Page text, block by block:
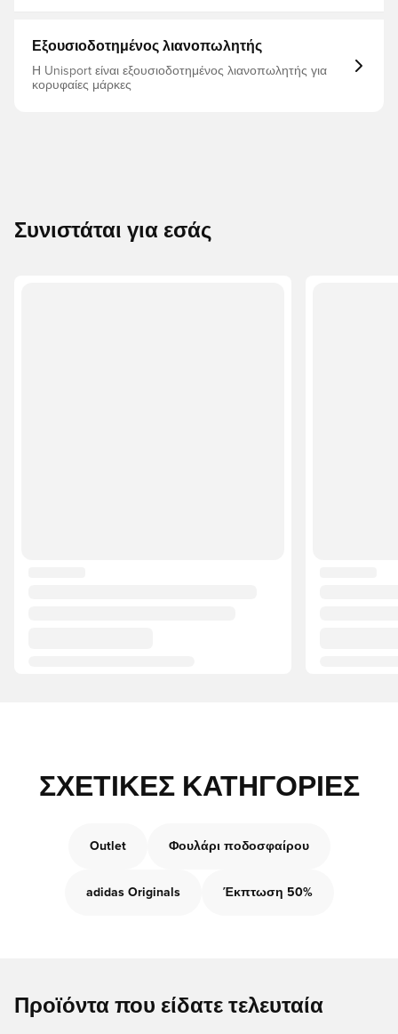
Εξουσιοδοτημένος λιανοπωλητής
Η Unisport είναι εξουσιοδοτημένος λιανοπωλητής για
κορυφαίες μάρκες
Συνιστάται για εσάς
ΣΧΕΤΙΚΈΣ ΚΑΤΗΓΟΡΊΕΣ
Outlet Φουλάρι ποδοσφαίρου
adidas Originals Έκπτωση 50%
Προϊόντα που είδατε τελευταία